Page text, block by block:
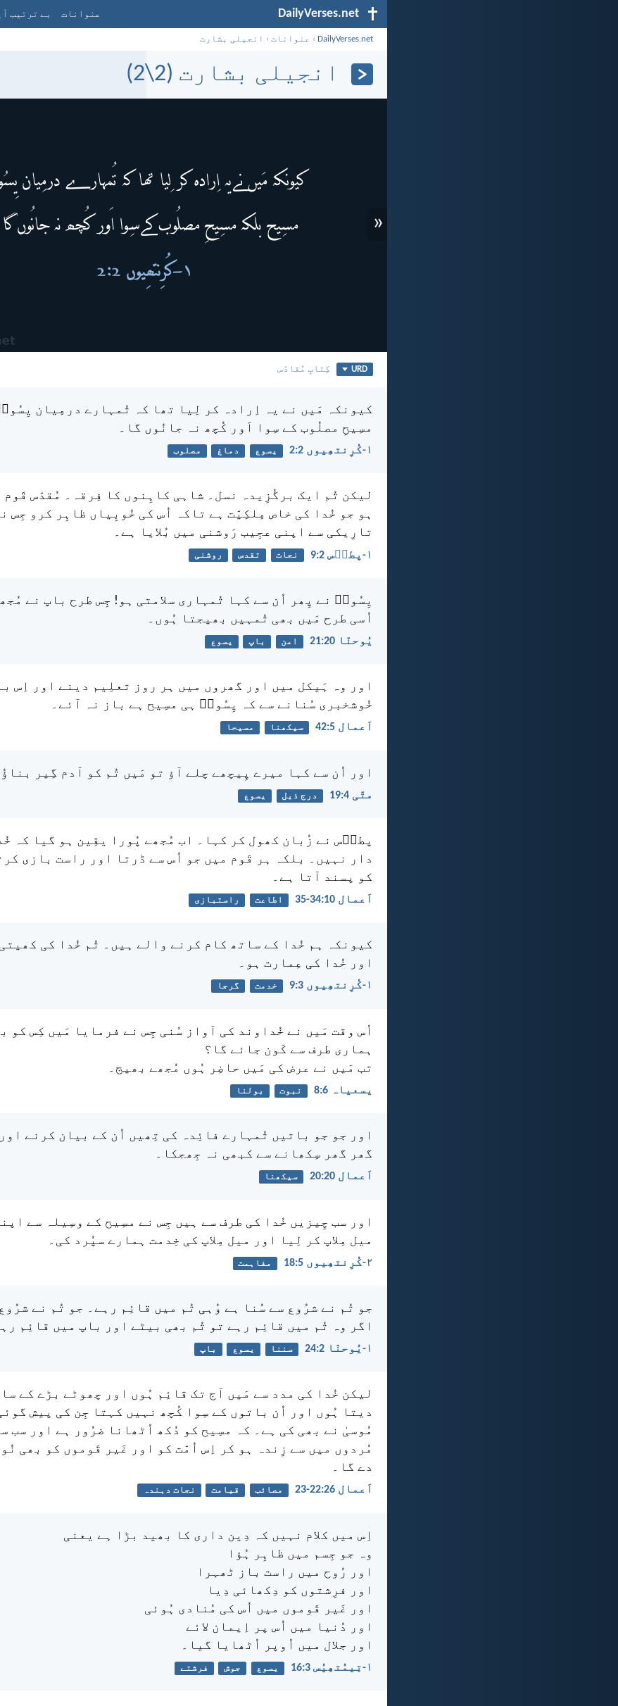
DailyVerses.net عنوانات بے ترتیب
DailyVerses.net
› عنوانات › انجیلی بشارت
انجیلی بشارت (2\2)
«
URD کِتابِ مُقادّس
کیونکہ مَیں نے یہ اِرادہ کر لِیا تھا کہ تُمہارے درمِیان
مسِیحِ مصلُوب کے سِوا اَور کُچھ نہ جانُوں گا۔
۱-کُرِنتھِیوں 2:‏2 یسوع دماغ مصلوب
لیکن تُم ایک برگُزِیدہ نسل۔ شاہی کاہِنوں کا فِرقہ۔ مُقدّس قَوم
ہو جو خُدا کی خاص مِلکِیّت ہے تاکہ اُس کی خُوبِیاں ظاہِر کرو جِس
تارِیکی سے اپنی عجِیب رَوشنی میں بُلایا ہے۔
۱-پطرؔس 2:‏9 نجات تقدس روشنی
یِسُوعؔ نے پِھر اُن سے کہا تُمہاری سلامتی ہو! جِس طرح باپ نے
اُسی طرح مَیں بھی تُمہیں بھیجتا ہُوں۔
یُوحنّا 20:‏21 امن باپ یسوع
اور وہ ہَیکل میں اور گھروں میں ہر روز تعلِیم دینے اور اِس
خُوشخبری سُنانے سے کہ یِسُوعؔ ہی مسِیح ہے باز نہ آئے۔
اَعمال 5:‏42 سیکھنا مسیحا
اور اُن سے کہا میرے پِیچھے چلے آؤ تو مَیں تُم کو آدم گِیر
متّی 4:‏19 درج ذیل یسوع
پطرؔس نے زُبان کھول کر کہا۔ اب مُجھے پُورا یقِین ہو گیا کہ
دار نہیں۔ بلکہ ہر قَوم میں جو اُس سے ڈرتا اور راست بازی
کو پسند آتا ہے۔
اَعمال 10:‏34-‏35 اطاعت راستبازی
کیونکہ ہم خُدا کے ساتھ کام کرنے والے ہیں۔ تُم خُدا کی کھیتی
اور خُدا کی عِمارت ہو۔
۱-کُرِنتھِیوں 3:‏9 خدمت گرجا
اُس وقت مَیں نے خُداوند کی آواز سُنی جِس نے فرمایا مَیں کِس کو
ہماری طرف سے کَون جائے گا؟
تب مَیں نے عرض کی مَیں حاضِر ہُوں مُجھے بھیج۔
یسعیاہ 6:‏8 نبوت بولنا
اور جو جو باتیں تُمہارے فائِدہ کی تِھیں اُن کے بیان کرنے اور
گھر گھر سِکھانے سے کبھی نہ جِھجکا۔
اَعمال 20:‏20 سیکھنا
اور سب چِیزیں خُدا کی طرف سے ہیں جِس نے مسِیح کے وسِیلہ سے
میل مِلاپ کر لِیا اور میل مِلاپ کی خِدمت ہمارے سپُرد کی۔
۲-کُرِنتھِیوں 5:‏18 مفاہمت
جو تُم نے شرُوع سے سُنا ہے وُہی تُم میں قائِم رہے۔ جو تُم نے
اگر وہ تُم میں قائِم رہے تو تُم بھی بیٹے اور باپ میں قائِم
۱-یُوحنّا 2:‏24 سننا یسوع باپ
لیکن خُدا کی مدد سے مَیں آج تک قائِم ہُوں اور چھوٹے بڑے کے
دیتا ہُوں اور اُن باتوں کے سِوا کُچھ نہیں کہتا جِن کی پیش
مُوسیٰ نے بھی کی ہے۔ کہ مسِیح کو دُکھ اُٹھانا ضرُور ہے اور سب
مُردوں میں سے زِندہ ہو کر اِس اُمّت کو اور غَیر قَوموں کو بھی
دے گا۔
اَعمال 26:‏22-‏23 مصائب قیامت نجات دہندہ
اِس میں کلام نہیں کہ دِین داری کا بھید بڑا ہے یعنی
وہ جو جِسم میں ظاہِر ہُؤا
اور رُوح میں راست باز ٹھہرا
اور فرِشتوں کو دِکھائی دِیا
اور غَیر قَوموں میں اُس کی مُنادی ہُوئی
اور دُنیا میں اُس پر اِیمان لائے
اور جلال میں اُوپر اُٹھایا گیا۔
۱-تِیمُتھِیُس 3:‏16 یسوع جوش فرشتے